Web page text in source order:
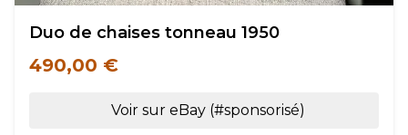
Duo de chaises tonneau 1950
490,00 €
Voir sur eBay (#sponsorisé)